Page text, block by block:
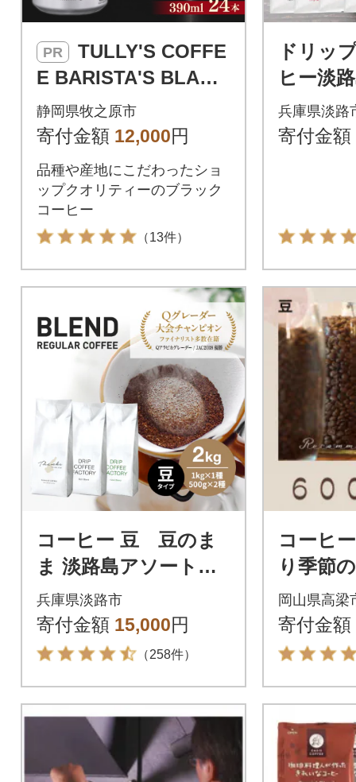
PR
E BARISTA'S BLACK
ボトル缶390ml×24本
(1ケース)
静岡県牧之原市
寄付金額 12,000円
品種や産地にこだわったショ
ップクオリティーのブラック
コーヒー
（13件）
ドリッ
ヒー淡
セット
み比べ
兵庫県淡路
寄付金額
コーヒー 豆 豆のま
ま 淡路島アソートセ
ット 3種 2kg(500g×計
4袋) at14503
兵庫県淡路市
寄付金額 15,000円
（258件）
コーヒ
り季節
ット
岡山県高梁
寄付金額